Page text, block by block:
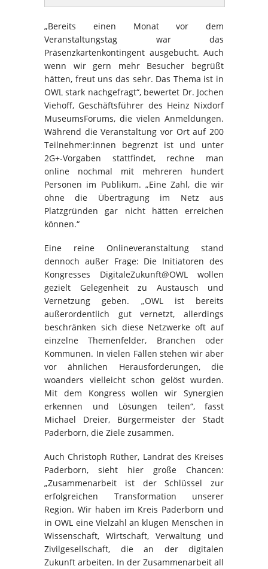
„Bereits einen Monat vor dem
Veranstaltungstag war das
Präsenzkartenkontingent ausgebucht. Auch
wenn wir gern mehr Besucher begrüßt
hätten, freut uns das sehr. Das Thema ist in
OWL stark nachgefragt“, bewertet Dr. Jochen
Viehoff, Geschäftsführer des Heinz Nixdorf
MuseumsForums, die vielen Anmeldungen.
Während die Veranstaltung vor Ort auf 200
Teilnehmer:innen begrenzt ist und unter
2G+-Vorgaben stattfindet, rechne man
online nochmal mit mehreren hundert
Personen im Publikum. „Eine Zahl, die wir
ohne die Übertragung im Netz aus
Platzgründen gar nicht hätten erreichen
können.“
Eine reine Onlineveranstaltung stand
dennoch außer Frage: Die Initiatoren des
Kongresses DigitaleZukunft@OWL wollen
gezielt Gelegenheit zu Austausch und
Vernetzung geben. „OWL ist bereits
außerordentlich gut vernetzt, allerdings
beschränken sich diese Netzwerke oft auf
einzelne Themenfelder, Branchen oder
Kommunen. In vielen Fällen stehen wir aber
vor ähnlichen Herausforderungen, die
woanders vielleicht schon gelöst wurden.
Mit dem Kongress wollen wir Synergien
erkennen und Lösungen teilen“, fasst
Michael Dreier, Bürgermeister der Stadt
Paderborn, die Ziele zusammen.
Auch Christoph Rüther, Landrat des Kreises
Paderborn, sieht hier große Chancen:
„Zusammenarbeit ist der Schlüssel zur
erfolgreichen Transformation unserer
Region. Wir haben im Kreis Paderborn und
in OWL eine Vielzahl an klugen Menschen in
Wissenschaft, Wirtschaft, Verwaltung und
Zivilgesellschaft, die an der digitalen
Zukunft arbeiten. In der Zusammenarbeit all